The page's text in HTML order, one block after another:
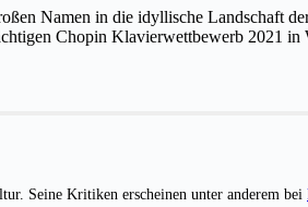
Namen in die idyllische Landschaft
Chopin Klavierwettbewerb 2021 in
Seine Kritiken erscheinen unter anderem bei